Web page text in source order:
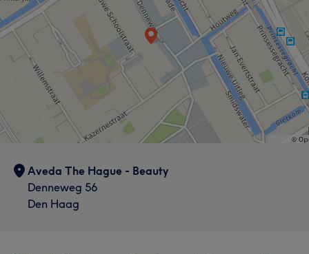
Aveda The Hague - Beauty
Denneweg 56
Den Haag